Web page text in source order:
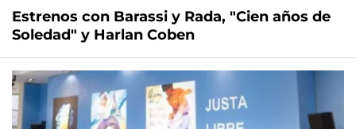
Estrenos con Barassi y Rada, "Cien años de
Soledad" y Harlan Coben